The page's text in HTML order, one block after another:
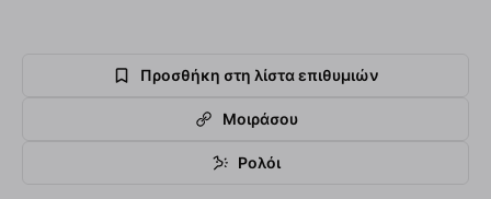
Προσθήκη στη λίστα επιθυμιών
Μοιράσου
Ρολόι